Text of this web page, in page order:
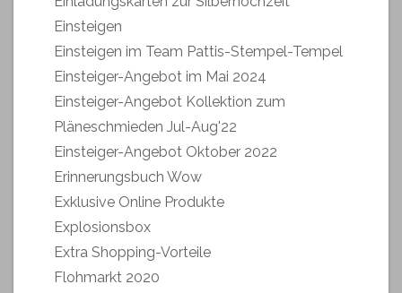
Einsteigen
Einsteigen im Team Pattis-Stempel-Tempel
Einsteiger-Angebot im Mai 2024
Einsteiger-Angebot Kollektion zum
Pläneschmieden Jul-Aug'22
Einsteiger-Angebot Oktober 2022
Erinnerungsbuch Wow
Exklusive Online Produkte
Explosionsbox
Extra Shopping-Vorteile
Flohmarkt 2020